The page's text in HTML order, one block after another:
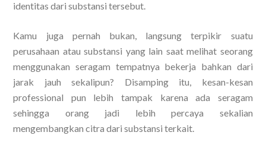
identitas dari substansi tersebut.
Kamu juga pernah bukan, langsung terpikir suatu
perusahaan atau substansi yang lain saat melihat seorang
menggunakan seragam tempatnya bekerja bahkan dari
jarak jauh sekalipun? Disamping itu, kesan-kesan
professional pun lebih tampak karena ada seragam
sehingga orang jadi lebih percaya sekalian
mengembangkan citra dari substansi terkait.